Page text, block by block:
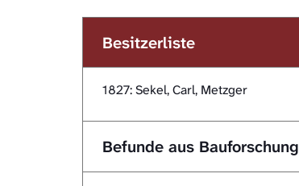
Besitzerliste
1827: Sekel, Carl, Metzger
Befunde aus Bauforschung